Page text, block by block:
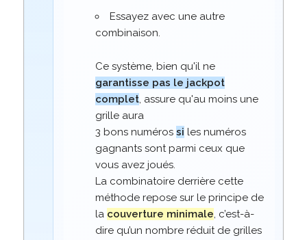
Essayez avec une autre
combinaison.
Ce système, bien qu'il ne
garantisse pas le jackpot
complet, assure qu'au moins une
grille aura
3 bons numéros si les numéros
gagnants sont parmi ceux que
vous avez joués.
La combinatoire derrière cette
méthode repose sur le principe de
la couverture minimale, c’est-à-
dire qu’un nombre réduit de grilles